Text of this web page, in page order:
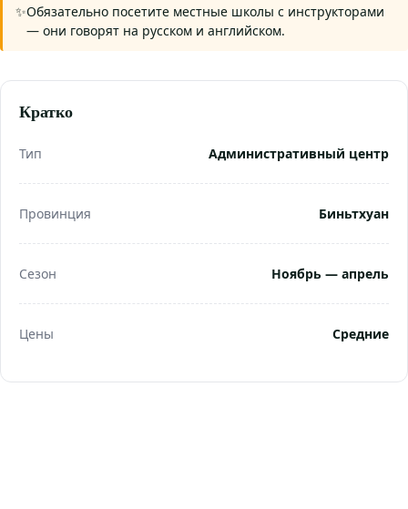
Обязательно посетите местные школы с инструкторами
— они говорят на русском и английском.
Кратко
Тип Административный центр
Провинция Биньтхуан
Сезон Ноябрь — апрель
Цены Средние